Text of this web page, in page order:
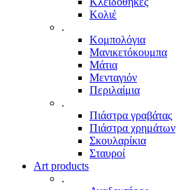
Κολιέ
.
Κομπολόγια
Μανικετόκουμπα
Μάτια
Μενταγιόν
Περιλαίμια
.
Πιάστρα γραβάτας
Πιάστρα χρημάτων
Σκουλαρίκια
Σταυροί
Art products
.